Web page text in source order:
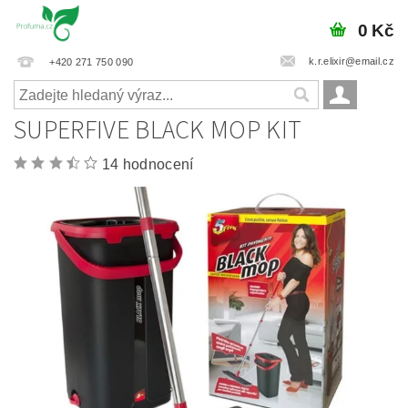
+420 271 750 090 k.r.elixir@email.cz
0 Kč
SUPERFIVE BLACK MOP KIT
14 hodnocení